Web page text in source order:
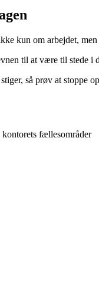
kun om arbejdet,
til at være til stede i
så prøv at
fællesområder